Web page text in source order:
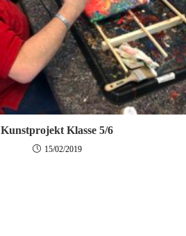
Kunstprojekt Klasse 5/6
15/02/2019